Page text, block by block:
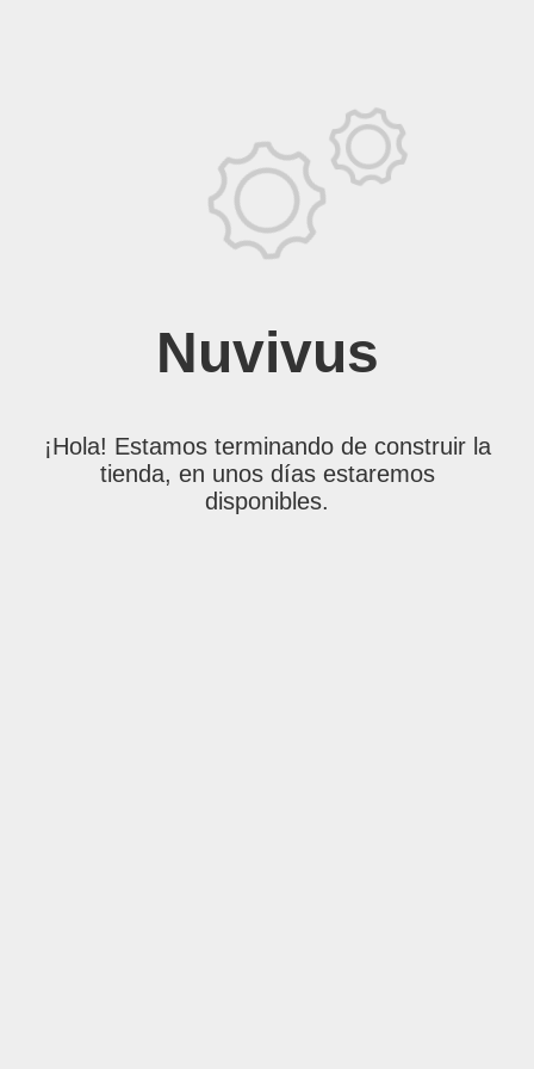
Nuvivus
¡Hola! Estamos terminando de construir la
tienda, en unos días estaremos
disponibles.